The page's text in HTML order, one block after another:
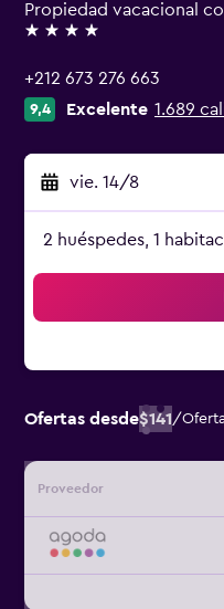
Propiedad vacacional
4 estrellas
+212 673 276 663
9,4 Excelente 1.689
vie. 14/8
2 huéspedes, 1
Ofertas desde$141/
Proveedor